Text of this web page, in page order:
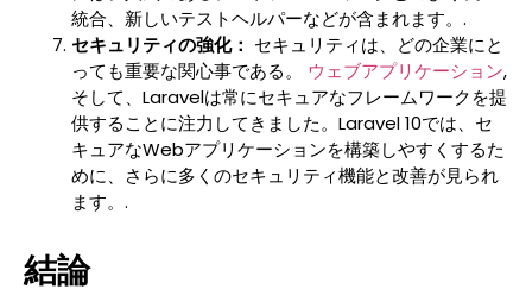
統合、新しいテストヘルパーなどが含まれます。.
セキュリティの強化： セキュリティは、どの企業にと
っても重要な関心事である。 ウェブアプリケーション,
そして、Laravelは常にセキュアなフレームワークを提
供することに注力してきました。Laravel 10では、セ
キュアなWebアプリケーションを構築しやすくするた
めに、さらに多くのセキュリティ機能と改善が見られ
ます。.
結論